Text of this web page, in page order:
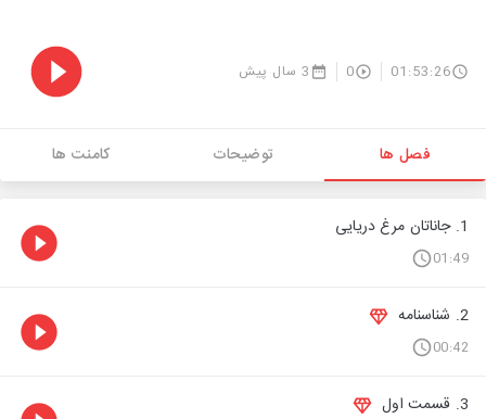
01:53:26
0 3 سال پیش
فصل ها توضیحات کامنت ها
1. جاناتان مرغ دریایی
01:49
2. شناسنامه
00:42
3. قسمت اول